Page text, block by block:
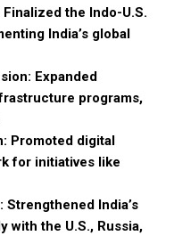
the Indo-U.S.
India’s global
Expanded
programs,
Promoted digital
for initiatives like
India’s
with the U.S., Russia,